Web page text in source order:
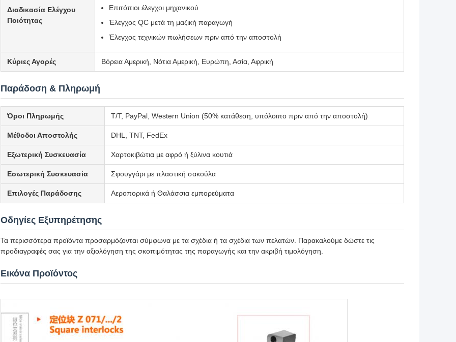
Διαδικασία Ελέγχου
Ποιότητας
Επιτόπιοι έλεγχοι μηχανικού
Έλεγχος QC μετά τη μαζική παραγωγή
Έλεγχος τεχνικών πωλήσεων πριν από την αποστολή
Κύριες Αγορές Βόρεια Αμερική, Νότια Αμερική, Ευρώπη, Ασία, Αφρική
Παράδοση & Πληρωμή
Όροι Πληρωμής T/T, PayPal, Western Union (50% κατάθεση, υπόλοιπο πριν από την αποστολή)
Μέθοδοι Αποστολής DHL, TNT, FedEx
Εξωτερική Συσκευασία Χαρτοκιβώτια με αφρό ή ξύλινα κουτιά
Εσωτερική Συσκευασία Σφουγγάρι με πλαστική σακούλα
Επιλογές Παράδοσης Αεροπορικά ή Θαλάσσια εμπορεύματα
Οδηγίες Εξυπηρέτησης
Τα περισσότερα προϊόντα προσαρμόζονται σύμφωνα με τα σχέδια ή τα σχέδια των πελατών. Παρακαλούμε δώστε τις
προδιαγραφές σας για την αξιολόγηση της σκοπιμότητας της παραγωγής και την ακριβή τιμολόγηση.
Εικόνα Προϊόντος